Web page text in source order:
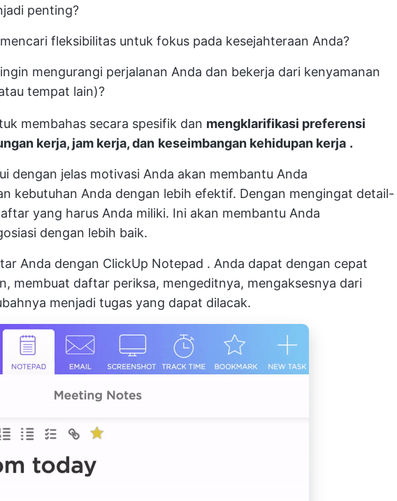
penting?
fleksibilitas untuk fokus pada kesejahteraan Anda?
mengurangi perjalanan Anda dan bekerja dari kenyamanan
tempat lain)?
membahas secara spesifik dan mengklarifikasi preferensi
kerja, jam kerja, dan keseimbangan kehidupan kerja .
dengan jelas motivasi Anda akan membantu Anda
kebutuhan Anda dengan lebih efektif. Dengan mengingat detail-
yang harus Anda miliki. Ini akan membantu Anda
dengan lebih baik.
Anda dengan ClickUp Notepad . Anda dapat dengan cepat
membuat daftar periksa, mengeditnya, mengaksesnya dari
menjadi tugas yang dapat dilacak.